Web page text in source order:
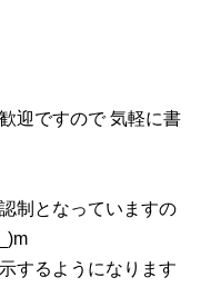
迎ですので 気軽に書
制となっていますの
するようになります